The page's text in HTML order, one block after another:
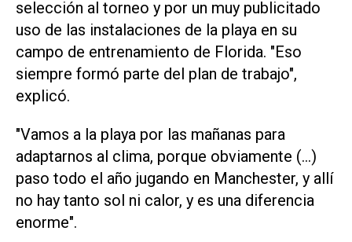
selección al torneo y por un muy publicitado
uso de las instalaciones de la playa ​en su
‌campo de entrenamiento de Florida. "Eso
siempre formó parte del plan de trabajo",
explicó.
"Vamos a la playa por las mañanas para
adaptarnos al clima, porque obviamente (...)
paso todo el año jugando en Manchester, y allí
no hay ⁠tanto sol ni calor, y es una diferencia
enorme".